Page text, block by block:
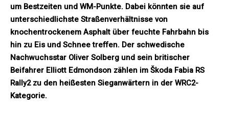
um Bestzeiten und WM-Punkte. Dabei könnten sie auf
unterschiedlichste Straßenverhältnisse von
knochentrockenem Asphalt über feuchte Fahrbahn bis
hin zu Eis und Schnee treffen. Der schwedische
Nachwuchsstar Oliver Solberg und sein britischer
Beifahrer Elliott Edmondson zählen im Škoda Fabia RS
Rally2 zu den heißesten Sieganwärtern in der WRC2-
Kategorie.